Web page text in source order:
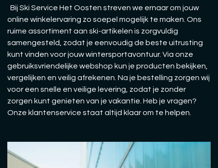
Bij Ski Service Het Oosten streven we ernaar om jouw
online winkelervaring zo soepel mogelijk te maken. Ons
ruime assortiment aan ski-artikelen is zorgvuldig
samengesteld, zodat je eenvoudig de beste uitrusting
kunt vinden voor jouw wintersportavontuur. Via onze
gebruiksvriendelijke webshop kun je producten bekijken,
vergelijken en veilig afrekenen. Na je bestelling zorgen wij
voor een snelle en veilige levering, zodat je zonder
zorgen kunt genieten van je vakantie. Heb je vragen?
Onze klantenservice staat altijd klaar om te helpen.